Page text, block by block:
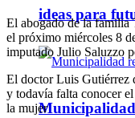
ideas para
El abogado de la
el próximo miércoles 8
imputado Julio Saluzzo
El doctor Luis Gutiérrez
y todavía falta conocer
la mujer